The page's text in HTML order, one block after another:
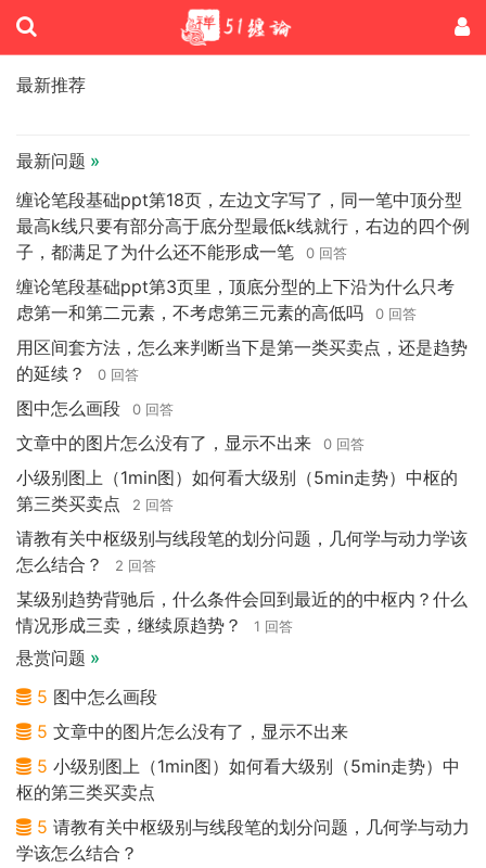
最新推荐
最新问题 »
缠论笔段基础ppt第18页，左边文字写了，同一笔中顶分型
最高k线只要有部分高于底分型最低k线就行，右边的四个例
子，都满足了为什么还不能形成一笔
0 回答
缠论笔段基础ppt第3页里，顶底分型的上下沿为什么只考
虑第一和第二元素，不考虑第三元素的高低吗
0 回答
用区间套方法，怎么来判断当下是第一类买卖点，还是趋势
的延续？
0 回答
图中怎么画段 0 回答
文章中的图片怎么没有了，显示不出来 0 回答
小级别图上（1min图）如何看大级别（5min走势）中枢的
第三类买卖点
2 回答
请教有关中枢级别与线段笔的划分问题，几何学与动力学该
怎么结合？
2 回答
某级别趋势背驰后，什么条件会回到最近的的中枢内？什么
情况形成三卖，继续原趋势？
1 回答
悬赏问题 »
5 图中怎么画段
5 文章中的图片怎么没有了，显示不出来
5 小级别图上（1min图）如何看大级别（5min走势）中
枢的第三类买卖点
5 请教有关中枢级别与线段笔的划分问题，几何学与动力
学该怎么结合？